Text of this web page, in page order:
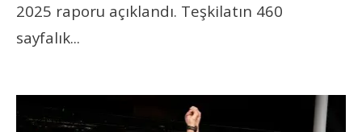
2025 raporu açıklandı. Teşkilatın 460
sayfalık...